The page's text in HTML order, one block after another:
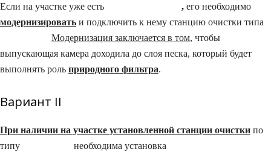
Если на участке уже есть , его необходимо
модернизировать и подключить к нему станцию очистки типа
Модернизация заключается в том, чтобы
выпускающая камера доходила до слоя песка, который будет
выполнять роль природного фильтра.
Вариант I​I
При наличии на участке установленной станции очистки по
типу
необходима установка